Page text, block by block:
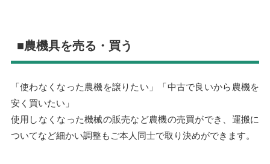
■農機具を売る・買う
「使わなくなった農機を譲りたい」「中古で良いから農機を
安く買いたい」
使用しなくなった機械の販売など農機の売買ができ、運搬に
ついてなど細かい調整もご本人同士で取り決めができます。